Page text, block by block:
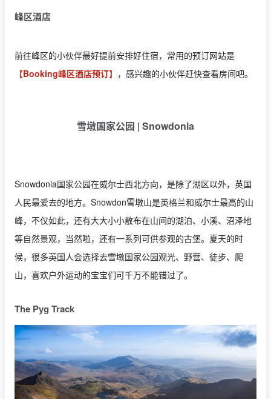
峰区酒店
前往峰区的小伙伴最好提前安排好住宿，常用的预订网站是
【Booking峰区酒店预订】 ，感兴趣的小伙伴赶快查看房间吧。
雪墩国家公园 | Snowdonia
Snowdonia国家公园在威尔士西北方向，是除了湖区以外，英国
人民最爱去的地方。Snowdon雪墩山是英格兰和威尔士最高的山
峰，不仅如此，还有大大小小散布在山间的湖泊、小溪、沼泽地
等自然景观，当然啦，还有一系列可供参观的古堡。夏天的时
候，很多英国人会选择去雪墩国家公园观光、野营、徒步、爬
山，喜欢户外运动的宝宝们可千万不能错过了。
The Pyg Track